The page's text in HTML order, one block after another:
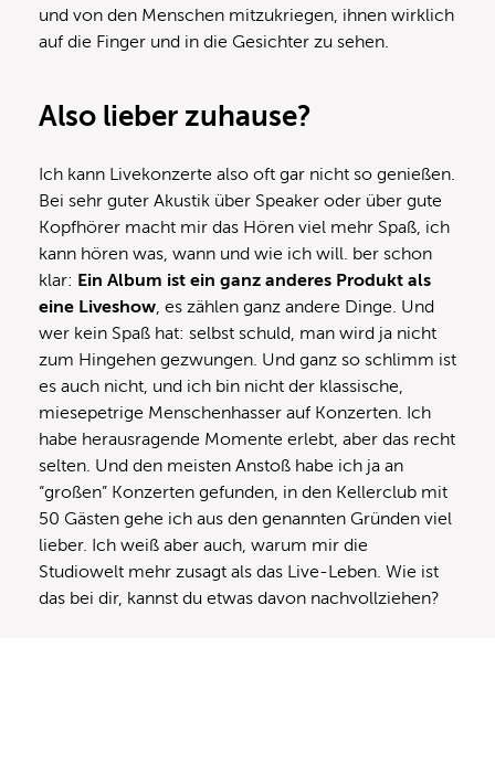
und von den Menschen mitzukriegen, ihnen wirklich
auf die Finger und in die Gesichter zu sehen.
Also lieber zuhause?
Ich kann Livekonzerte also oft gar nicht so genießen.
Bei sehr guter Akustik über Speaker oder über gute
Kopfhörer macht mir das Hören viel mehr Spaß, ich
kann hören was, wann und wie ich will. ber schon
klar: Ein Album ist ein ganz anderes Produkt als
eine Liveshow, es zählen ganz andere Dinge. Und
wer kein Spaß hat: selbst schuld, man wird ja nicht
zum Hingehen gezwungen. Und ganz so schlimm ist
es auch nicht, und ich bin nicht der klassische,
miesepetrige Menschenhasser auf Konzerten. Ich
habe herausragende Momente erlebt, aber das recht
selten. Und den meisten Anstoß habe ich ja an
“großen” Konzerten gefunden, in den Kellerclub mit
50 Gästen gehe ich aus den genannten Gründen viel
lieber. Ich weiß aber auch, warum mir die
Studiowelt mehr zusagt als das Live-Leben. Wie ist
das bei dir, kannst du etwas davon nachvollziehen?